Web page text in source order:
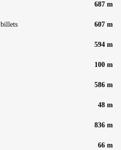
687 m
607 m
594 m
100 m
586 m
48 m
836 m
66 m